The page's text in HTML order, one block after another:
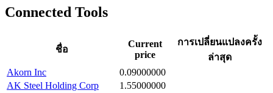
Connected Tools
ชื่อ
Current
price
การเปลี่ยนแปลงครั้ง
ล่าสุด
Akorn Inc
0.09000000
AK Steel Holding Corp
1.55000000